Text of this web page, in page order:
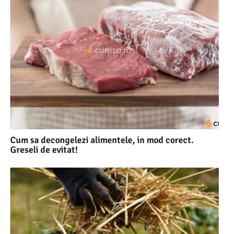
Cum sa decongelezi alimentele, in mod corect.
Greseli de evitat!